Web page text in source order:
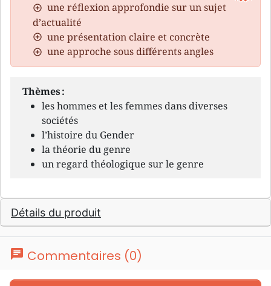
une réflexion approfondie sur un sujet
d’actualité
une présentation claire et concrète
une approche sous différents angles
Thèmes :
les hommes et les femmes dans diverses
sociétés
l’histoire du Gender
la théorie du genre
un regard théologique sur le genre
Détails du produit
chat Commentaires (0)